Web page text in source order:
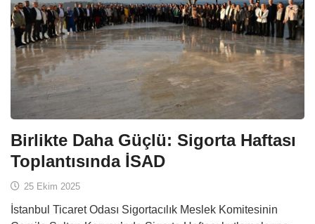
Birlikte Daha Güçlü: Sigorta Haftası
Toplantısında İSAD
25 Ekim 2025
İstanbul Ticaret Odası Sigortacılık Meslek Komitesinin